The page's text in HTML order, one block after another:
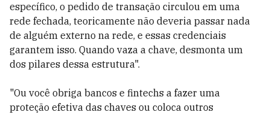
específico, o pedido de transação circulou em uma
rede fechada, teoricamente não deveria passar nada
de alguém externo na rede, e essas credenciais
garantem isso. Quando vaza a chave, desmonta um
dos pilares dessa estrutura".
"Ou você obriga bancos e fintechs a fazer uma
proteção efetiva das chaves ou coloca outros